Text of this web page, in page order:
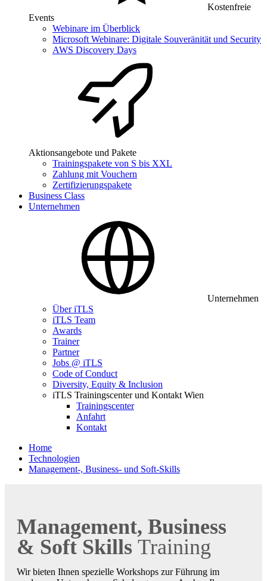
Kostenfreie
Events
Webinare im Überblick
Microsoft Webinare: Digitale Souveränität und Security
AWS Discovery Days
Aktionsangebote und Pakete
Trainingspakete von S bis XXL
Zahlung mit Vouchern
Zertifizierungspakete
Business Class
Unternehmen
Unternehmen
Über iTLS
iTLS Team
Awards
Trainer
Partner
Jobs @ iTLS
Code of Conduct
Diversity, Equity & Inclusion
iTLS Trainingscenter und Kontakt Wien
Trainingscenter
Anfahrt
Kontakt
Home
Technologien
Management-, Business- und Soft-Skills
Management, Business
& Soft Skills Training
Wir bieten Ihnen spezielle Workshops zur Führung im